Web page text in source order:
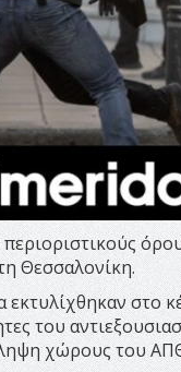
Θεσσαλονίκη.
εκτυλίχθηκαν στο
του
χώρους του